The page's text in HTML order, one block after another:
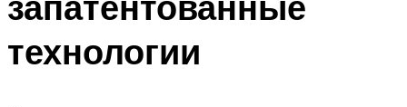
технологии